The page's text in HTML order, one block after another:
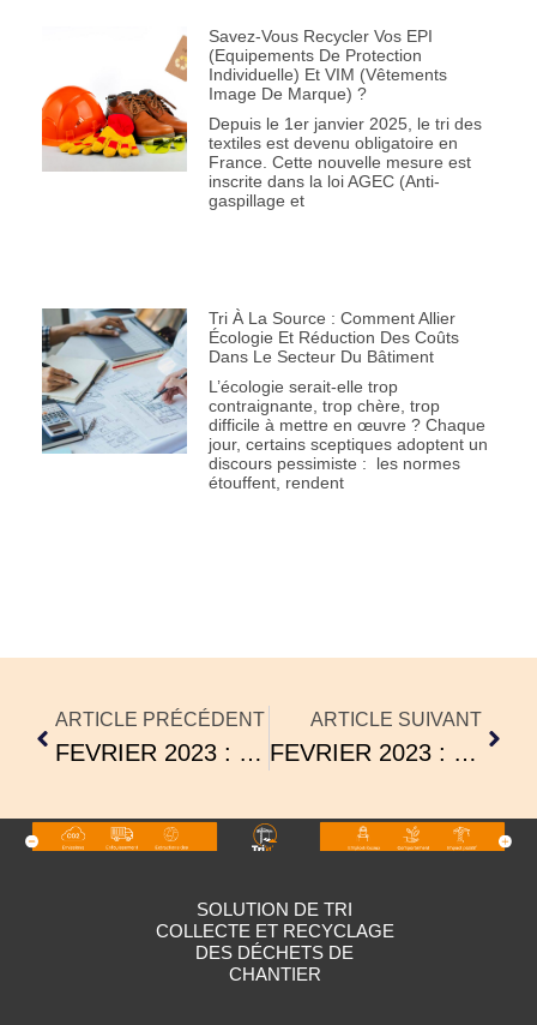
Savez-Vous Recycler Vos EPI
(Equipements De Protection
Individuelle) Et VIM (Vêtements
Image De Marque) ?
Depuis le 1er janvier 2025, le tri des
textiles est devenu obligatoire en
France. Cette nouvelle mesure est
inscrite dans la loi AGEC (Anti-
gaspillage et
Tri À La Source : Comment Allier
Écologie Et Réduction Des Coûts
Dans Le Secteur Du Bâtiment
L’écologie serait-elle trop
contraignante, trop chère, trop
difficile à mettre en œuvre ? Chaque
jour, certains sceptiques adoptent un
discours pessimiste : les normes
étouffent, rendent
ARTICLE PRÉCÉDENT
FEVRIER 2023 : TÉMOIGNAGE RÉSIDENCES FAMILIALES
ARTICLE SUIVANT
FEVRIER 2023 : TNC PARTENAIRE ENGAGÉ DE PROCIVIS !
SOLUTION DE TRI
COLLECTE ET RECYCLAGE
DES DÉCHETS DE
CHANTIER